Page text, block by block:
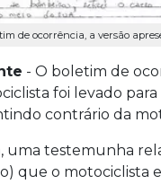
de ocorrência, a versão
- O boletim de
foi levado
contrário da
uma testemunha
que o motociclista